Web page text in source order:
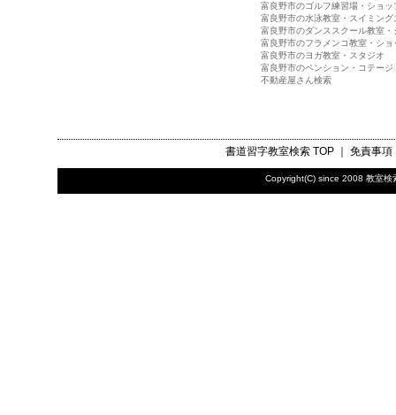
富良野市のゴルフ練習場・ショッ
富良野市の水泳教室・スイミング
富良野市のダンススクール教室・
富良野市のフラメンコ教室・ショ
富良野市のヨガ教室・スタジオ
富良野市のペンション・コテージ
不動産屋さん検索
書道習字教室検索TOP ｜ 免責事項
Copyright(C) since 2008 教室検